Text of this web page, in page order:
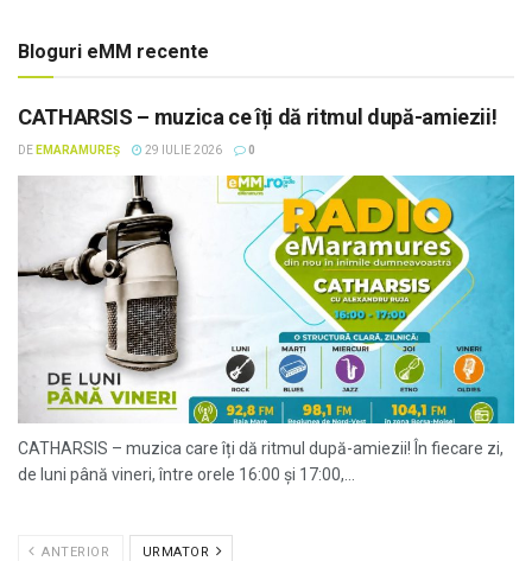
Bloguri eMM recente
CATHARSIS – muzica ce îți dă ritmul după-amiezii!
DE EMARAMUREȘ 29 IULIE 2026 0
CATHARSIS – muzica care îți dă ritmul după-amiezii! În fiecare zi,
de luni până vineri, între orele 16:00 și 17:00,...
ANTERIOR URMATOR